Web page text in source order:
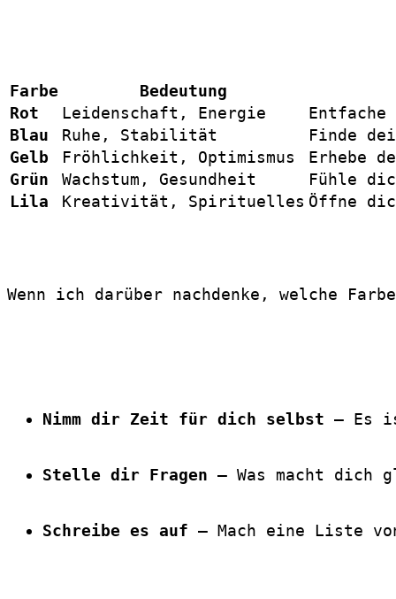
Farbe
Bedeutung
Rot
Leidenschaft, Energie
Blau
Ruhe, Stabilität
Finde
Gelb
Fröhlichkeit, Optimismus
Erhebe
Grün
Wachstum, Gesundheit
Fühle
Lila
Kreativität, Spirituelles Öffne
Wenn ich darüber nachdenke, welche
Nimm dir Zeit für dich selbst – Es
Stelle dir Fragen – Was macht dich
Schreibe es auf – Mach eine Liste